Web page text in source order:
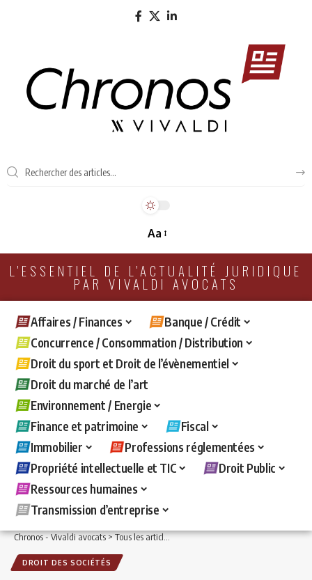
Aa
L'ESSENTIEL DE L'ACTUALITÉ JURIDIQUE
PAR VIVALDI AVOCATS
Affaires / Finances
Banque / Crédit
Concurrence / Consommation / Distribution
Droit du sport et Droit de l’évènementiel
Droit du marché de l’art
Environnement / Energie
Finance et patrimoine
Fiscal
Immobilier
Professions réglementées
Propriété intellectuelle et TIC
Droit Public
Ressources humaines
Transmission d’entreprise
Chronos - Vivaldi avocats>Tous les articles >Affaires / Finances>Droit des
DROIT DES SOCIÉTÉS